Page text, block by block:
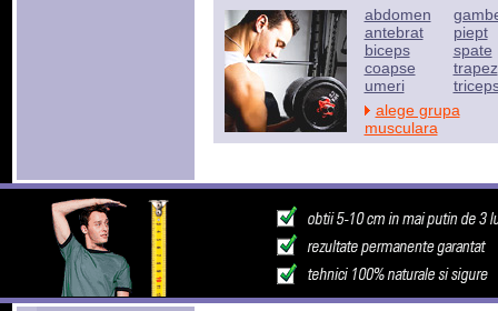
abdomen
antebrat
biceps
coapse
umeri
piept
spate
trapez
alege grupa
musculara